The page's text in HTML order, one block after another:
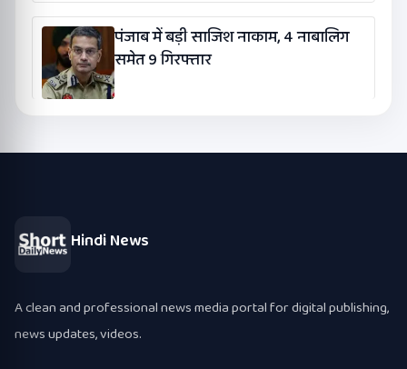
पंजाब में बड़ी साजिश नाकाम, 4 नाबालिग
समेत 9 गिरफ्तार
Hindi News
A clean and professional news media portal for digital publishing,
news updates, videos.